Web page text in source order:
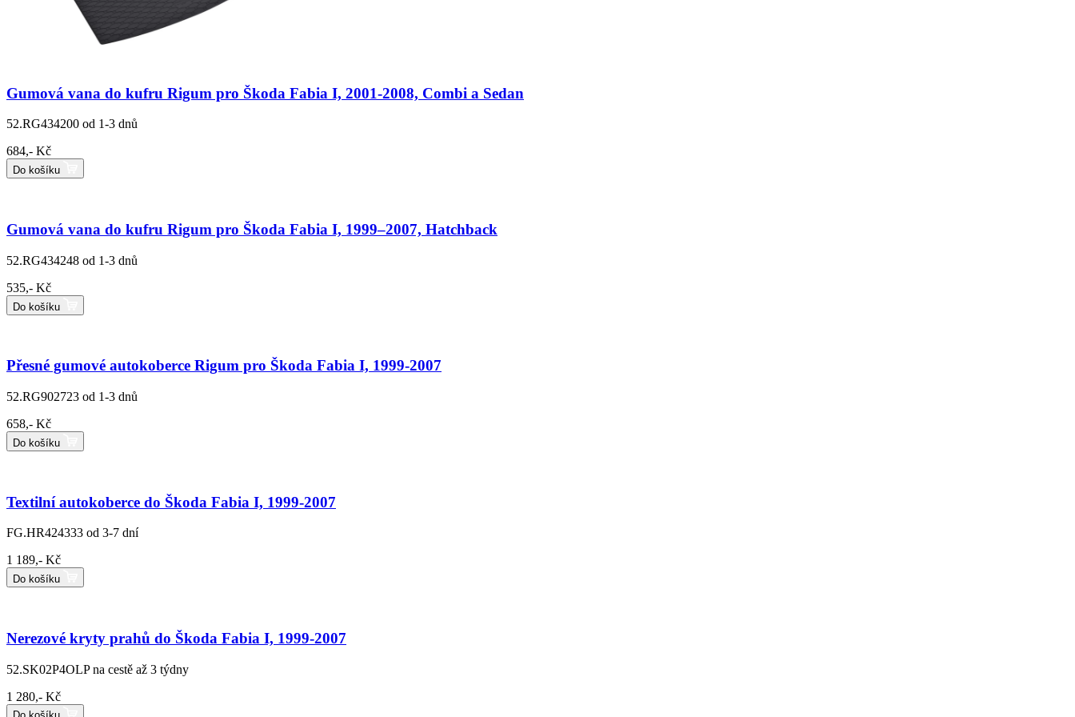
Gumová vana do kufru Rigum pro Škoda Fabia I, 2001-2008, Combi a Sedan
52.RG434200 od 1-3 dnů
684,- Kč
Do košíku
Gumová vana do kufru Rigum pro Škoda Fabia I, 1999–2007, Hatchback
52.RG434248 od 1-3 dnů
535,- Kč
Do košíku
Přesné gumové autokoberce Rigum pro Škoda Fabia I, 1999-2007
52.RG902723 od 1-3 dnů
658,- Kč
Do košíku
Textilní autokoberce do Škoda Fabia I, 1999-2007
FG.HR424333 od 3-7 dní
1 189,- Kč
Do košíku
Nerezové kryty prahů do Škoda Fabia I, 1999-2007
52.SK02P4OLP na cestě až 3 týdny
1 280,- Kč